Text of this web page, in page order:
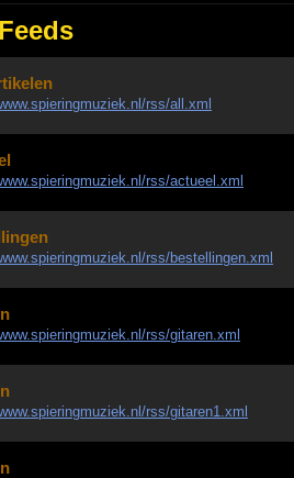
rss/all.xml
rss/actueel.xml
rss/bestellingen.xml
rss/gitaren.xml
rss/gitaren1.xml